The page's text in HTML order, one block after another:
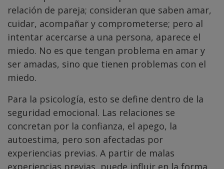
relación de pareja; consideran que saben amar,
cuidar, acompañar y comprometerse; pero al
intentar acercarse a una persona, aparece el
miedo. No es que tengan problema en amar y
ser amadas, sino que tienen problemas con el
miedo.
Para la psicología, esto se define dentro de la
seguridad emocional. Las relaciones se
concretan por la confianza, el apego, la
autoestima, pero son afectadas por
experiencias previas. A partir de malas